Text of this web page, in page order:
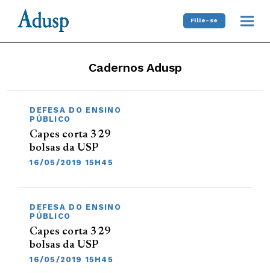
Filie-se
Cadernos Adusp
DEFESA DO ENSINO
PÚBLICO
Capes corta 329
bolsas da USP
16/05/2019 15H45
DEFESA DO ENSINO
PÚBLICO
Capes corta 329
bolsas da USP
16/05/2019 15H45